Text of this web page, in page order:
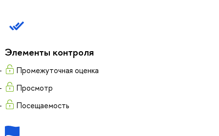
Элементы контроля
Промежуточная оценка
Просмотр
Посещаемость